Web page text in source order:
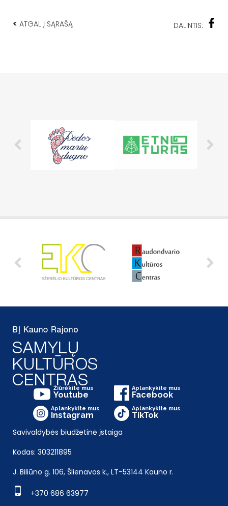
< ATGAL Į SĄRAŠĄ DALINTIS:
Žiūrėkite mus
Youtube
Aplankykite mus
Facebook
Aplankykite mus
Instagram
Aplankykite mus
TikTok
Savivaldybės biudžetinė įstaiga
Kodas: 303211895
J. Biliūno g. 106, Šlienavos k., LT-53144 Kauno r.
+370 686 63977